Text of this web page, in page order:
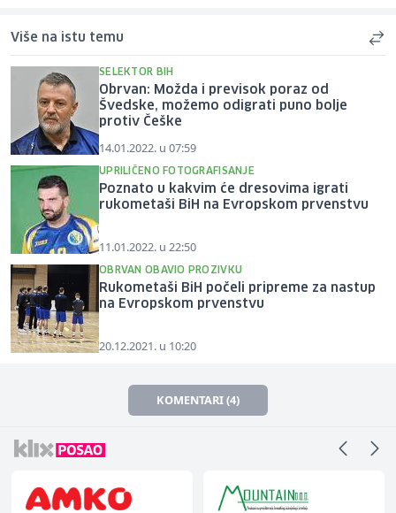
Više na istu temu
SELEKTOR BIH
Obrvan: Možda i previsok poraz od
Švedske, možemo odigrati puno bolje
protiv Češke
14.01.2022. u 07:59
UPRILIČENO FOTOGRAFISANJE
Poznato u kakvim će dresovima igrati
rukometaši BiH na Evropskom prvenstvu
11.01.2022. u 22:50
OBRVAN OBAVIO PROZIVKU
Rukometaši BiH počeli pripreme za nastup
na Evropskom prvenstvu
20.12.2021. u 10:20
KOMENTARI (4)